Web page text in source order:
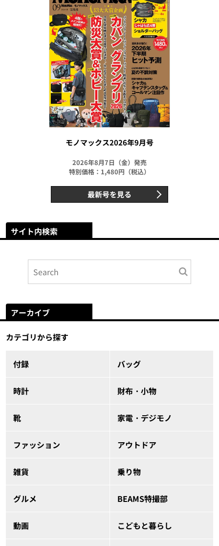
モノマックス2026年9月号
2026年8月7日（金）発売
特別価格：1,480円（税込）
最新号を見る
サイト内検索
アーカイブ
カテゴリから探す
付録 バッグ
時計 財布・小物
靴 家電・デジモノ
ファッション アウトドア
雑貨 乗り物
グルメ BEAMS特撮部
動画 こどもと暮らし